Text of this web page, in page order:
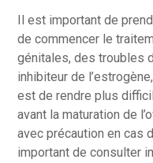
Il est important de
de commencer le
génitales, des troubles
inhibiteur de
est de rendre plus
avant la maturation de
avec précaution en cas
important de consulter